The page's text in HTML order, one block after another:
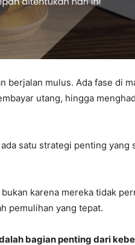
berjalan mulus. Ada fase di
utang, hingga
satu strategi penting yang
karena mereka tidak
pemulihan yang tepat.
bagian penting dari